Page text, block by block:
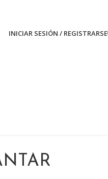
INICIAR SESIÓN / REGISTRARSE